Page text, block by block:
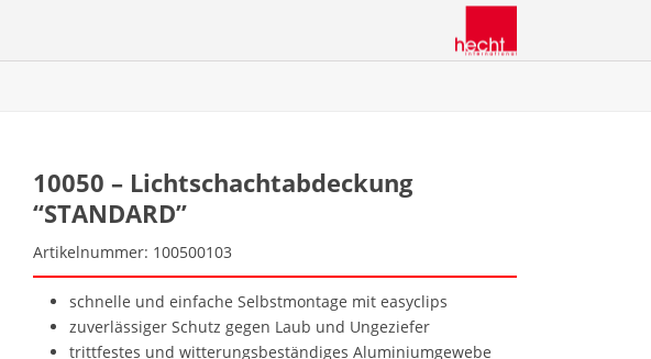
10050 – Lichtschachtabdeckung
“STANDARD”
Artikelnummer: 100500103
schnelle und einfache Selbstmontage mit easyclips
zuverlässiger Schutz gegen Laub und Ungeziefer
trittfestes und witterungsbeständiges Aluminiumgewebe